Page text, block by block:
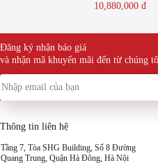
10,880,000 đ
Đăng ký nhận báo giá
và nhận mã khuyến mãi đến từ chúng
Thông tin liên hệ
Tầng 7, Tòa SHG Building, Số 8 Đường
Quang Trung, Quận Hà Đông, Hà Nội